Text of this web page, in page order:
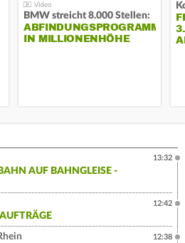
BMW streicht 8.000 Stellen:
ABFINDUNGSPROGRAMM
IN MILLIONENHÖHE
AUF BAHNGLEISE -
13:32
12:42
12:38